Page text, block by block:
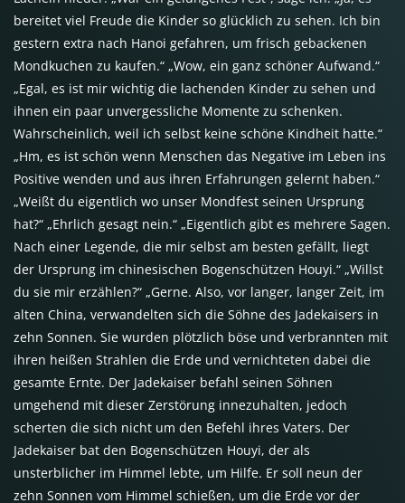
bereitet viel Freude die Kinder so glücklich zu sehen. Ich bin
gestern extra nach Hanoi gefahren, um frisch gebackenen
Mondkuchen zu kaufen.“ „Wow, ein ganz schöner Aufwand.“
„Egal, es ist mir wichtig die lachenden Kinder zu sehen und
ihnen ein paar unvergessliche Momente zu schenken.
Wahrscheinlich, weil ich selbst keine schöne Kindheit hatte.“
„Hm, es ist schön wenn Menschen das Negative im Leben ins
Positive wenden und aus ihren Erfahrungen gelernt haben.“
„Weißt du eigentlich wo unser Mondfest seinen Ursprung
hat?“ „Ehrlich gesagt nein.“ „Eigentlich gibt es mehrere Sagen.
Nach einer Legende, die mir selbst am besten gefällt, liegt
der Ursprung im chinesischen Bogenschützen Houyi.“ „Willst
du sie mir erzählen?“ „Gerne. Also, vor langer, langer Zeit, im
alten China, verwandelten sich die Söhne des Jadekaisers in
zehn Sonnen. Sie wurden plötzlich böse und verbrannten mit
ihren heißen Strahlen die Erde und vernichteten dabei die
gesamte Ernte. Der Jadekaiser befahl seinen Söhnen
umgehend mit dieser Zerstörung innezuhalten, jedoch
scherten die sich nicht um den Befehl ihres Vaters. Der
Jadekaiser bat den Bogenschützen Houyi, der als
unsterblicher im Himmel lebte, um Hilfe. Er soll neun der
zehn Sonnen vom Himmel schießen, um die Erde vor der